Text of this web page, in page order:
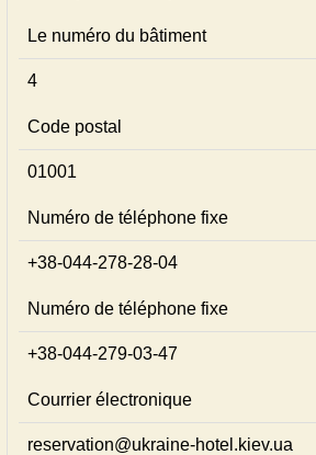
Le numéro du bâtiment
4
Code postal
01001
Numéro de téléphone fixe
+38-044-278-28-04
Numéro de téléphone fixe
+38-044-279-03-47
Courrier électronique
reservation@ukraine-hotel.kiev.ua